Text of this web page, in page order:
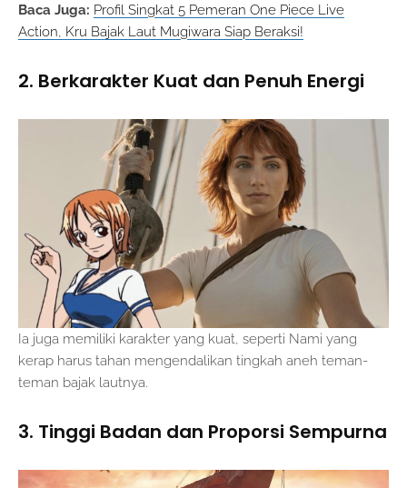
Baca Juga: Profil Singkat 5 Pemeran One Piece Live
Action, Kru Bajak Laut Mugiwara Siap Beraksi!
2. Berkarakter Kuat dan Penuh Energi
Ia juga memiliki karakter yang kuat, seperti Nami yang
kerap harus tahan mengendalikan tingkah aneh teman-
teman bajak lautnya.
3. Tinggi Badan dan Proporsi Sempurna